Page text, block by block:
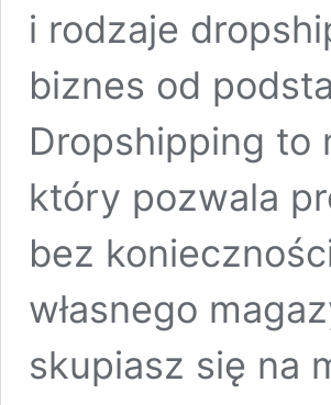
i rodzaje
biznes od
Dropshipping to
który pozwala
bez
własnego
skupiasz się na